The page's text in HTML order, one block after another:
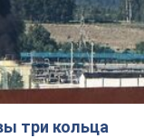
три кольца